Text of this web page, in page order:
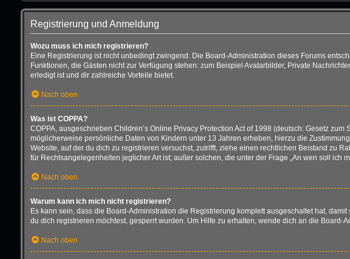
Registrierung und Anmeldung
Wozu muss ich mich registrieren?
Eine Registrierung ist nicht unbedingt zwingend. Die Board-Administration dieses Forums
Funktionen, die Gästen nicht zur Verfügung stehen: zum Beispiel Avatarbilder, Private
erledigt ist und dir zahlreiche Vorteile bietet.
Nach oben
Was ist COPPA?
COPPA, ausgeschrieben Children’s Online Privacy Protection Act of 1998 (deutsch: Gesetz
möglicherweise persönliche Daten von Kindern unter 13 Jahren erheben, hierzu die
Website, auf der du dich zu registrieren versuchst, zutrifft, ziehe einen rechtlichen Beistand zu
für Rechtsangelegenheiten jeglicher Art ist; außer solchen, die unter der Frage „An wen soll ich
Nach oben
Warum kann ich mich nicht registrieren?
Es kann sein, dass die Board-Administration die Registrierung komplett ausgeschaltet hat,
du dich registrieren möchtest, gesperrt wurden. Um Hilfe zu erhalten, wende dich an die Board-
Nach oben